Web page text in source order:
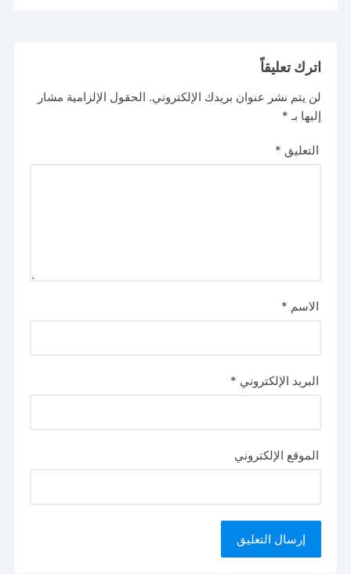
اترك تعليقاً
لن يتم نشر عنوان بريدك الإلكتروني. الحقول الإلزامية مشار
إليها بـ *
التعليق *
الاسم *
البريد الإلكتروني *
الموقع الإلكتروني